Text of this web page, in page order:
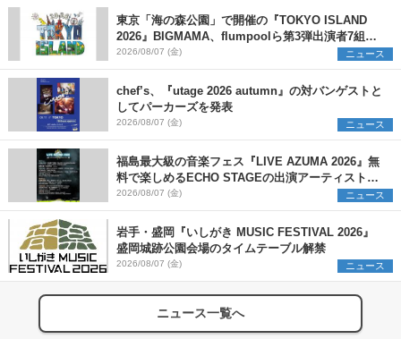
東京「海の森公園」で開催の『TOKYO ISLAND
2026』BIGMAMA、flumpoolら第3弾出演者7組を
発表 ワークショップ・アート出展者を募集
2026/08/07 (金) ニュース
chef’s、『utage 2026 autumn』の対バンゲストと
してパーカーズを発表
2026/08/07 (金) ニュース
福島最大級の音楽フェス『LIVE AZUMA 2026』無
料で楽しめるECHO STAGEの出演アーティストを
発表
2026/08/07 (金) ニュース
岩手・盛岡『いしがき MUSIC FESTIVAL 2026』
盛岡城跡公園会場のタイムテーブル解禁
2026/08/07 (金) ニュース
ニュース一覧へ